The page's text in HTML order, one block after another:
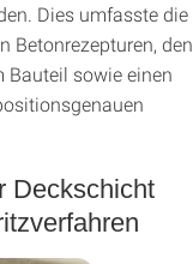
Dies umfasste die
Betonrezepturen, den
sowie einen
Deckschicht